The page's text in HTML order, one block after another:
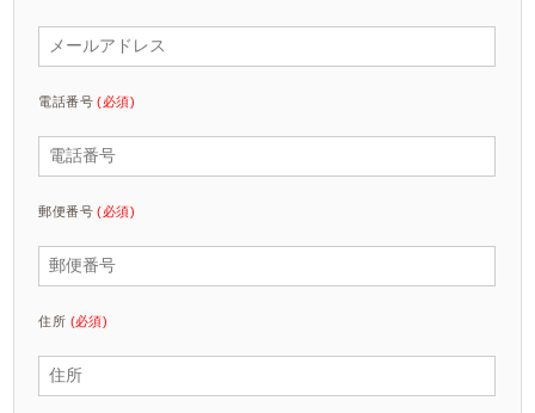
電話番号(必須)
郵便番号(必須)
住所 (必須)